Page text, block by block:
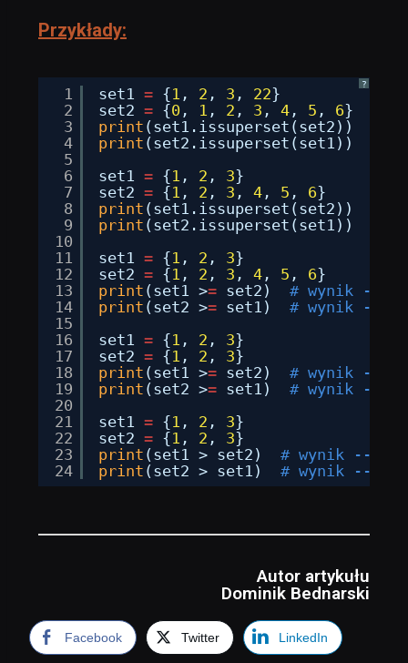
Przykłady:
?
1
2
3
4
5
6
7
8
9
10
11
12
13
14
15
16
17
18
19
20
21
22
23
24
set1 = {1 , 2 , 3 , 22}
set2 = {0 , 1 , 2 , 3 , 4 , 5 , 6}
print (set1.issuperset(set2))
print (set2.issuperset(set1))
set1 = {1 , 2 , 3}
set2 = {1 , 2 , 3 , 4 , 5 , 6}
print (set1.issuperset(set2))
print (set2.issuperset(set1))
set1 = {1 , 2 , 3}
set2 = {1 , 2 , 3 , 4 , 5 , 6}
print (set1 >= set2) # wynik -->
print (set2 >= set1) # wynik -->
set1 = {1 , 2 , 3}
set2 = {1 , 2 , 3}
print (set1 >= set2) # wynik -->
print (set2 >= set1) # wynik -->
set1 = {1 , 2 , 3}
set2 = {1 , 2 , 3}
print (set1 > set2) # wynik -->
print (set2 > set1) # wynik -->
Autor artykułu
Dominik Bednarski
Facebook Twitter LinkedIn